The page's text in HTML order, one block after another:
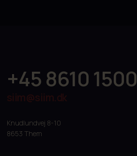
+45 8610 1500
siim@siim.dk
Knudlundvej 8-10
8653 Them